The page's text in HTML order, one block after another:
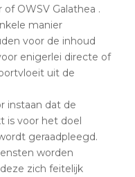
OWSV Galathea .
manier
voor de inhoud
enigerlei directe of
uit de
instaan dat de
is voor het doel
geraadpleegd.
worden
zich feitelijk